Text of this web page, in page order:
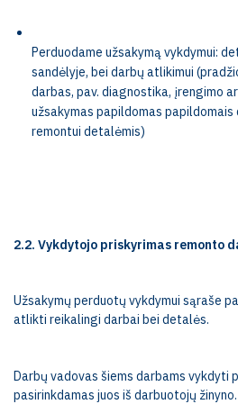
Perduodame užsakymą vykdymui:
sandėlyje, bei darbų atlikimui
darbas, pav. diagnostika, įrengimo
užsakymas papildomas
remontui detalėmis)
2.2. Vykdytojo priskyrimas remonto
Užsakymų perduotų vykdymui sąraše
atlikti reikalingi darbai bei detalės.
Darbų vadovas šiems darbams vykdyti
pasirinkdamas juos iš darbuotojų žinyno.